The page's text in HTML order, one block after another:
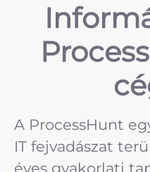
A ProcessHunt
IT fejvadászat
éves gyakorlati